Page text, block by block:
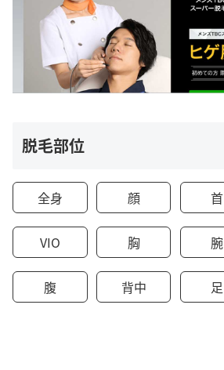
脱毛部位
全身 顔 首
VIO 胸 腕
腹 背中 足